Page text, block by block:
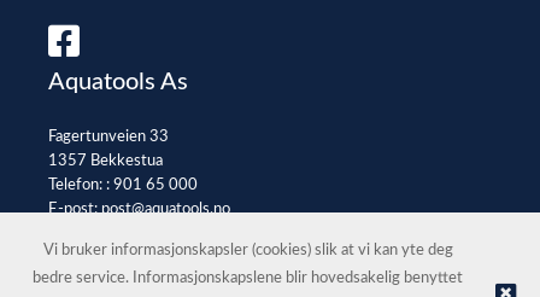
Aquatools As
Fagertunveien 33
1357 Bekkestua
Telefon: : 901 65 000
E-post:post@aquatools.no
Vi bruker informasjonskapsler (cookies) slik at vi kan yte deg
bedre service. Informasjonskapslene blir hovedsakelig benyttet